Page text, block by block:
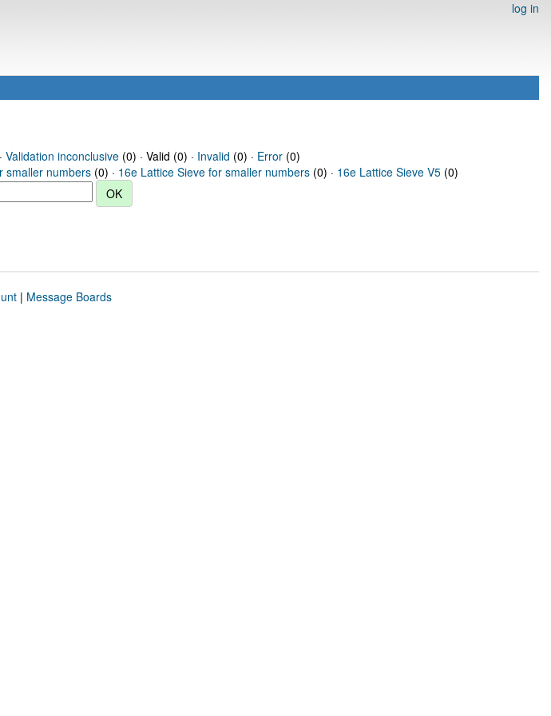
log in
Validation inconclusive(0) · Valid (0) · Invalid (0) · Error(0)
smaller numbers (0) · 16e Lattice Sieve for smaller numbers (0) · 16e Lattice Sieve V5 (0)
| Message Boards